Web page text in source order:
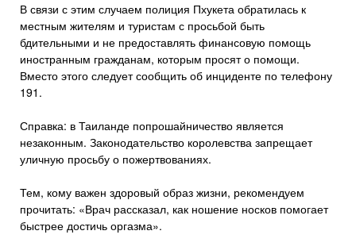
В связи с этим случаем полиция Пхукета обратилась к
местным жителям и туристам с просьбой быть
бдительными и не предоставлять финансовую помощь
иностранным гражданам, которым просят о помощи.
Вместо этого следует сообщить об инциденте по телефону
191.
Справка: в Таиланде попрошайничество является
незаконным. Законодательство королевства запрещает
уличную просьбу о пожертвованиях.
Тем, кому важен здоровый образ жизни, рекомендуем
прочитать: «Врач рассказал, как ношение носков помогает
быстрее достичь оргазма».